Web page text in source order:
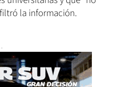
la información.